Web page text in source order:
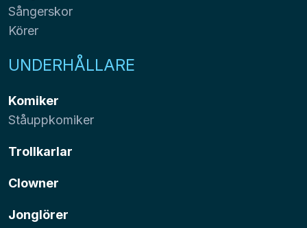
Sångerskor
Körer
UNDERHÅLLARE
Komiker
Ståuppkomiker
Trollkarlar
Clowner
Jonglörer